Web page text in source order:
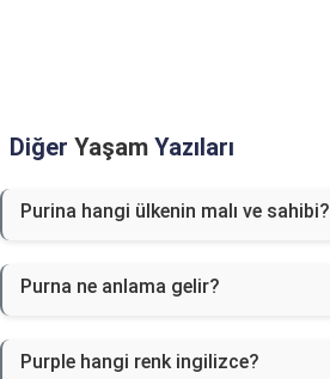
Diğer Yaşam Yazıları
Purina hangi ülkenin malı ve sahibi?
Purna ne anlama gelir?
Purple hangi renk ingilizce?